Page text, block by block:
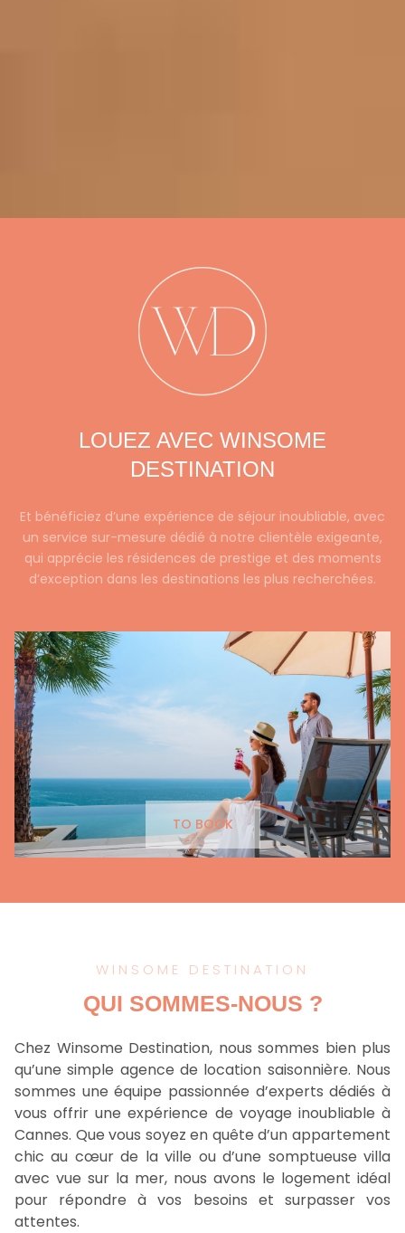
LOUEZ AVEC WINSOME
DESTINATION
Et bénéficiez d’une expérience de séjour inoubliable, avec
un service sur-mesure dédié à notre clientèle exigeante,
qui apprécie les résidences de prestige et des moments
d’exception dans les destinations les plus recherchées.
TO BOOK
WINSOME DESTINATION
QUI SOMMES-NOUS ?
Chez Winsome Destination, nous sommes bien plus
qu’une simple agence de location saisonnière. Nous
sommes une équipe passionnée d’experts dédiés à
vous offrir une expérience de voyage inoubliable à
Cannes. Que vous soyez en quête d’un appartement
chic au cœur de la ville ou d’une somptueuse villa
avec vue sur la mer, nous avons le logement idéal
pour répondre à vos besoins et surpasser vos
attentes.